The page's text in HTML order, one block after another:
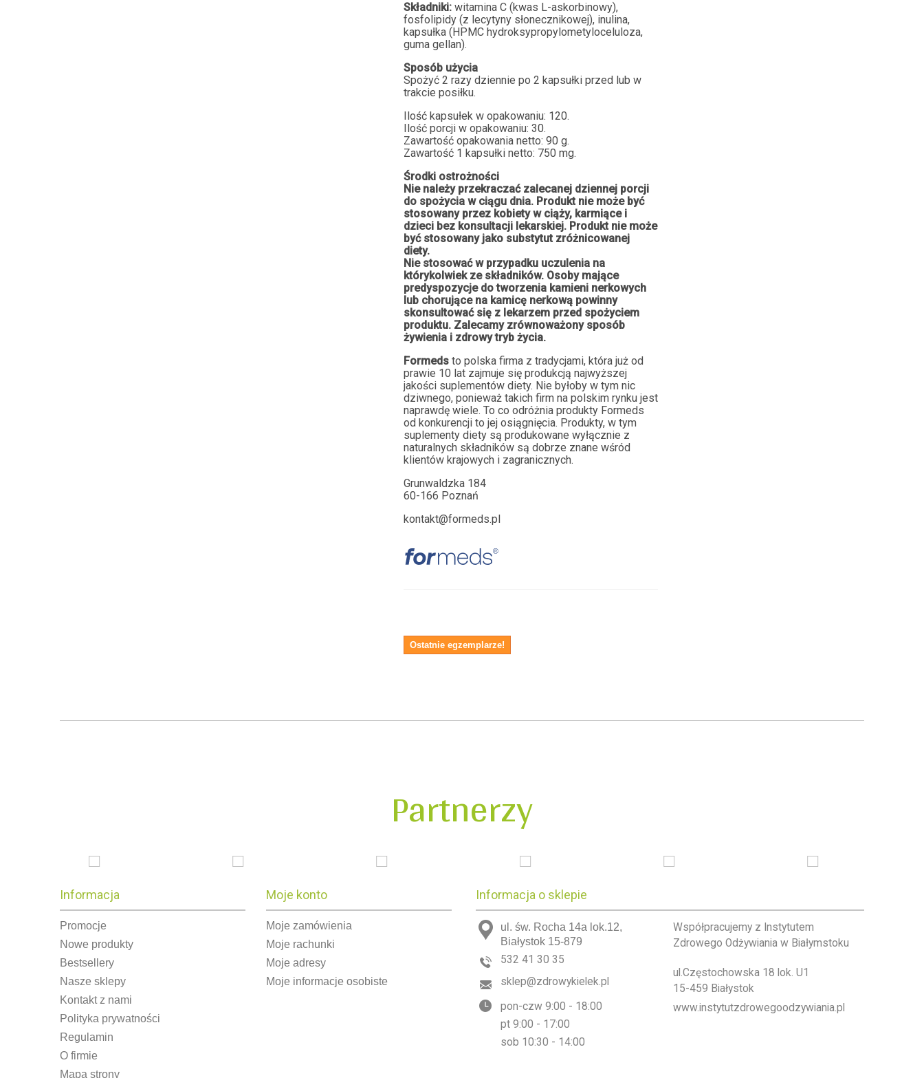
Składniki: witamina C (kwas L-askorbinowy),
fosfolipidy (z lecytyny słonecznikowej), inulina,
kapsułka (HPMC hydroksypropylometyloceluloza,
guma gellan).
Sposób użycia
Spożyć 2 razy dziennie po 2 kapsułki przed lub w
trakcie posiłku.
Ilość kapsułek w opakowaniu: 120.
Ilość porcji w opakowaniu: 30.
Zawartość opakowania netto: 90 g.
Zawartość 1 kapsułki netto: 750 mg.
Środki ostrożności
Nie należy przekraczać zalecanej dziennej porcji
do spożycia w ciągu dnia. Produkt nie może być
stosowany przez kobiety w ciąży, karmiące i
dzieci bez konsultacji lekarskiej. Produkt nie może
być stosowany jako substytut zróżnicowanej
diety.
Nie stosować w przypadku uczulenia na
którykolwiek ze składników. Osoby mające
predyspozycje do tworzenia kamieni nerkowych
lub chorujące na kamicę nerkową powinny
skonsultować się z lekarzem przed spożyciem
produktu. Zalecamy zrównoważony sposób
żywienia i zdrowy tryb życia.
Formeds to polska firma z tradycjami, która już od
prawie 10 lat zajmuje się produkcją najwyższej
jakości suplementów diety. Nie byłoby w tym nic
dziwnego, ponieważ takich firm na polskim rynku jest
naprawdę wiele. To co odróżnia produkty Formeds
od konkurencji to jej osiągnięcia. Produkty, w tym
suplementy diety są produkowane wyłącznie z
naturalnych składników są dobrze znane wśród
klientów krajowych i zagranicznych.
Grunwaldzka 184
60-166 Poznań
kontakt@formeds.pl
Ostatnie egzemplarze!
Partnerzy
Informacja
Promocje
Nowe produkty
Bestsellery
Nasze sklepy
Kontakt z nami
Polityka prywatności
Regulamin
O firmie
Mapa strony
Moje konto
Moje zamówienia
Moje rachunki
Moje adresy
Moje informacje osobiste
Informacja o sklepie
ul. św. Rocha 14a lok.12,
Białystok 15-879
532 41 30 35
sklep@zdrowykielek.pl
pon-czw 9:00 - 18:00
pt 9:00 - 17:00
sob 10:30 - 14:00
Współpracujemy z Instytutem
Zdrowego Odżywiania w Białymstoku
ul.Częstochowska 18 lok. U1
15-459 Białystok
www.instytutzdrowegoodzywiania.pl